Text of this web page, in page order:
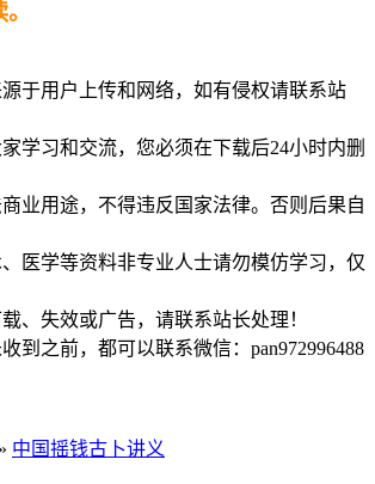
于用户上传和网络，如有侵权请联系站
学习和交流，您必须在下载后24小时内删
业用途，不得违反国家法律。否则后果自
医学等资料非专业人士请勿模仿学习，仅
、失效或广告，请联系站长处理！
到之前，都可以联系微信：pan972996488
» 中国摇钱古卜讲义